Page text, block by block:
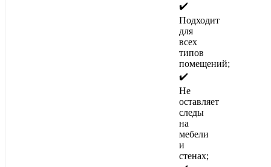
✔️
Подходит
для
всех
типов
помещений;
✔️
Не
оставляет
следы
на
мебели
и
стенах;